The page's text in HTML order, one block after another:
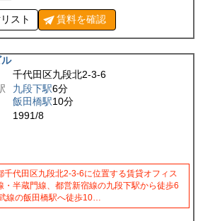
スト 賃料を確認
千代田区九段北2-3-6
九段下駅6分
飯田橋駅10分
1991/8
千代田区九段北2-3-6に位置する賃貸オフィス
・半蔵門線、都営新宿線の九段下駅から徒歩6
線の飯田橋駅へ徒歩10…